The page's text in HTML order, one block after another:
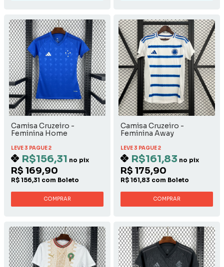
Camisa Cruzeiro -
Feminina Home
LEVE 3 PAGUE 2
R$156,31 no pix
R$ 169,90
R$ 156,31 com Boleto
COMPRAR
Camisa Cruzeiro -
Feminina Away
LEVE 3 PAGUE 2
R$161,83 no pix
R$ 175,90
R$ 161,83 com Boleto
COMPRAR